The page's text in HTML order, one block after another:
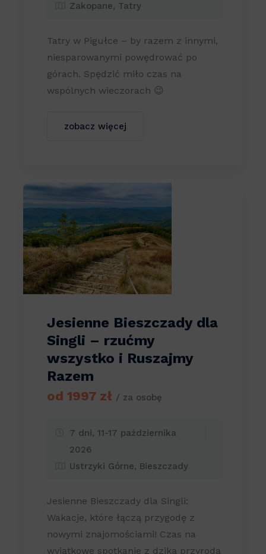
Zakopane, Tatry
Tatry w Pigułce – by razem z innymi,
niesparowanymi powędrować po
górach. Spędzić miło czas na
wspólnych wieczorach 😉
zobacz więcej
Jesienne Bieszczady dla
Singli – rzućmy
wszystko i Ruszajmy
Razem
od 1997 zł / za osobę
7 dni, 11-17 października
2026
Ustrzyki Górne, Bieszczady
Jesienne Bieszczady dla Singli:
Wakacje, które łączą przygodę z
nowymi znajomościami! Czas na
wyjątkowe spotkanie z dziką przyrodą